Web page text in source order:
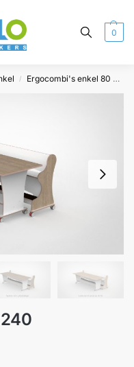
0
/ Ergocombi's enkel 80 breed